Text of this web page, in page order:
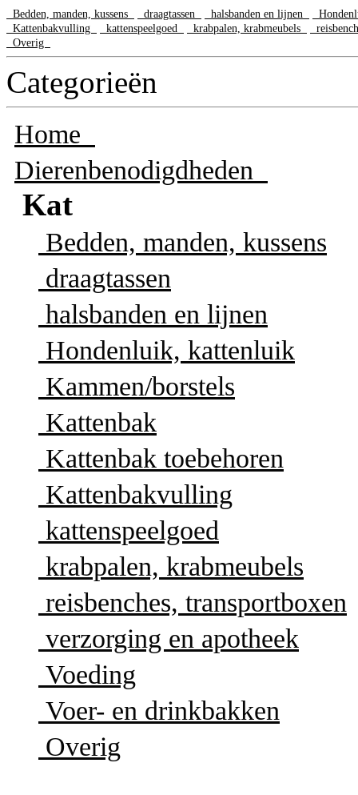
Bedden, manden, kussens draagtassen halsbanden en lijnen
Kattenbakvulling
kattenspeelgoed krabpalen, krabmeubels
Overig
Categorieën
Home
Dierenbenodigdheden
Kat
Bedden, manden, kussens
draagtassen
halsbanden en lijnen
Hondenluik, kattenluik
Kammen/borstels
Kattenbak
Kattenbak toebehoren
Kattenbakvulling
kattenspeelgoed
krabpalen, krabmeubels
reisbenches, transportboxen
verzorging en apotheek
Voeding
Voer- en drinkbakken
Overig